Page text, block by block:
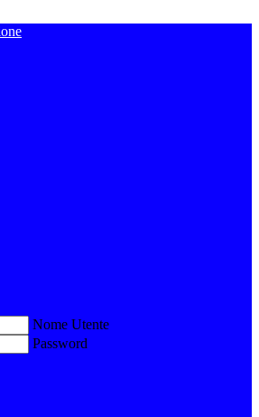
Nome Utente
Password